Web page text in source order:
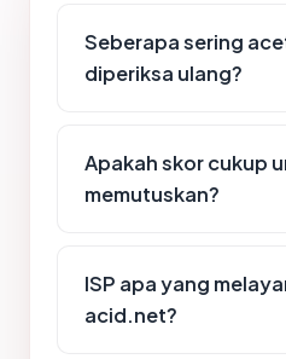
Seberapa sering
diperiksa ulang?
Apakah skor cukup
memutuskan?
ISP apa yang
acid.net?